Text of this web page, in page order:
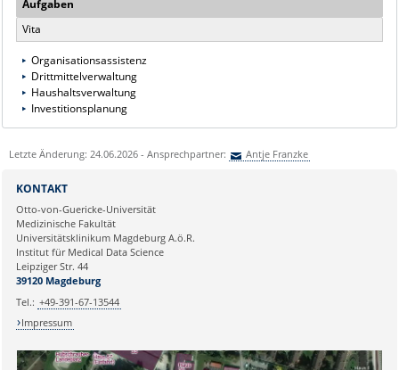
Aufgaben
Vita
Organisationsassistenz
Drittmittelverwaltung
Haushaltsverwaltung
Investitionsplanung
Letzte Änderung: 24.06.2026 - Ansprechpartner: Antje Franzke
KONTAKT
Otto-von-Guericke-Universität
Medizinische Fakultät
Universitätsklinikum Magdeburg A.ö.R.
Institut für Medical Data Science
Leipziger Str. 44
39120 Magdeburg
Tel.: +49-391-67-13544
Impressum